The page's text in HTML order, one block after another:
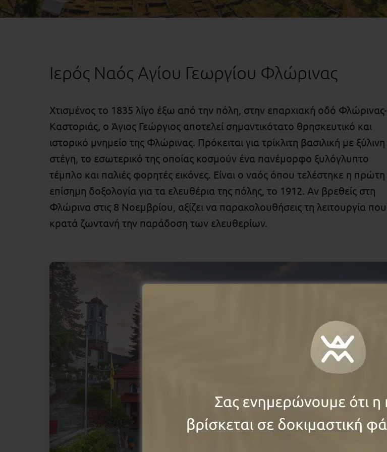
Ιερός Ναός Αγίου Γεωργίου Φλώρινας
Χτισμένος το 1835 λίγο έξω από την πόλη, στην επαρχιακή οδό Φλώρινας-
Καστοριάς, ο Άγιος Γεώργιος αποτελεί σημαντικότατο θρησκευτικό και
ιστορικό μνημείο της Φλώρινας. Πρόκειται για τρίκλιτη βασιλική με ξύλινη
στέγη, το εσωτερικό της οποίας κοσμούν ένα πανέμορφο ξυλόγλυπτο
τέμπλο και παλιές φορητές εικόνες. Είναι ο ναός όπου τελέστηκε η πρώτη
επίσημη δοξολογία για τα ελευθέρια της πόλης, το 1912. Αν βρεθείς στη
Φλώρινα στις 8 Νοεμβρίου, αξίζει να παρακολουθήσεις τη λειτουργία που
κρατά ζωντανή την παράδοση των ελευθερίων.